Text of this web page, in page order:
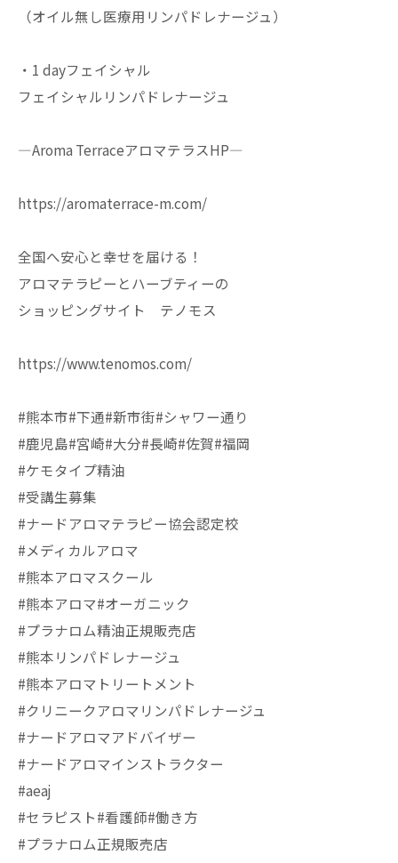
（オイル無し医療用リンパドレナージュ）
・1 dayフェイシャル
フェイシャルリンパドレナージュ
—Aroma TerraceアロマテラスHP—
https://aromaterrace-m.com/
全国へ安心と幸せを届ける！
アロマテラピーとハーブティーの
ショッピングサイト テノモス
https://www.tenomos.com/
#熊本市#下通#新市街#シャワー通り
#鹿児島#宮崎#大分#長崎#佐賀#福岡
#ケモタイプ精油
#受講生募集
#ナードアロマテラピー協会認定校
#メディカルアロマ
#熊本アロマスクール
#熊本アロマ#オーガニック
#プラナロム精油正規販売店
#熊本リンパドレナージュ
#熊本アロマトリートメント
#クリニークアロマリンパドレナージュ
#ナードアロマアドバイザー
#ナードアロマインストラクター
#aeaj
#セラピスト#看護師#働き方
#プラナロム正規販売店